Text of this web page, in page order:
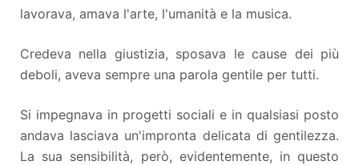
lavorava, amava l'arte, l'umanità e la musica.
Credeva nella giustizia, sposava le cause dei più
deboli, aveva sempre una parola gentile per tutti.
Si impegnava in progetti sociali e in qualsiasi posto
andava lasciava un'impronta delicata di gentilezza.
La sua sensibilità, però, evidentemente, in questo